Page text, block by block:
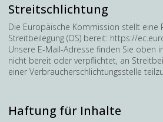
Streitschlichtung
Die Europäische Kommission stellt eine
Streitbeilegung (OS) bereit: https://
Unsere E-Mail-Adresse finden Sie oben
nicht bereit oder verpflichtet, an
einer Verbraucherschlichtungsstelle
Haftung für Inhalte